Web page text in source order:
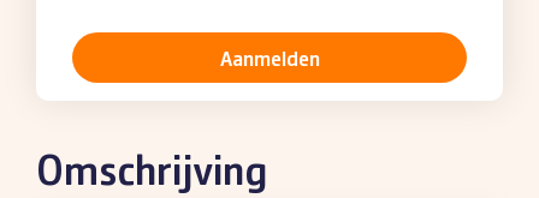
Aanmelden
Omschrijving